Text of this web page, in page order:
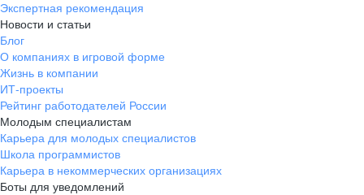
Экспертная рекомендация
Новости и статьи
Блог
О компаниях в игровой форме
Жизнь в компании
ИТ-проекты
Рейтинг работодателей России
Молодым специалистам
Карьера для молодых специалистов
Школа программистов
Карьера в некоммерческих организациях
Боты для уведомлений